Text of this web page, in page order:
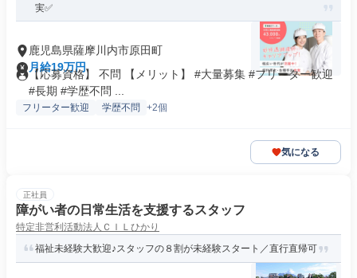
実✅️
鹿児島県薩摩川内市原田町
月給19万円
【応募資格】 不問 【メリット】 #大量募集 #フリーター歓迎
#長期 #学歴不問 ...
フリーター歓迎 学歴不問 +2個
気になる
正社員
障がい者の日常生活を支援するスタッフ
特定非営利活動法人ＣＩＬひかり
福祉未経験大歓迎♪スタッフの８割が未経験スタート／直行直帰可